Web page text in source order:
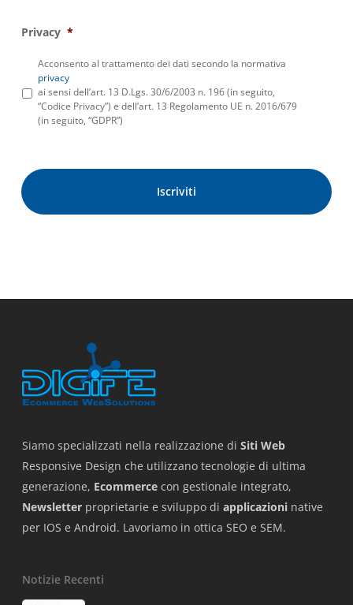
Privacy *
Acconsento al trattamento dei dati secondo la normativa
privacy
ai sensi dell’art. 13 D.Lgs. 30/6/2003 n. 196 (in seguito,
“Codice Privacy”) e dell’art. 13 Regolamento UE n. 2016/679
(in seguito, “GDPR”)
Siamo specializzati nella realizzazione di Siti Web
Responsive Design che utilizzano tecnologie di ultima
generazione, Ecommerce con gestionale integrato,
Newsletter proprietarie e sviluppo di applicazioni native
per IOS e Android. Lavoriamo in ottica SEO e SEM.
Notizie Recenti